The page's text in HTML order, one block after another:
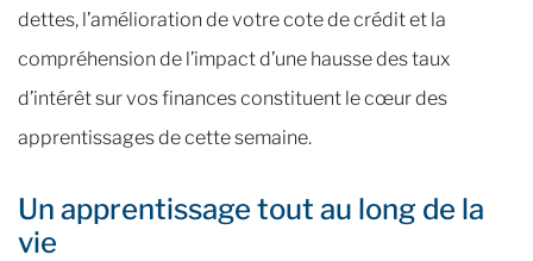
dettes, l’amélioration de votre cote de crédit et la
compréhension de l’impact d’une hausse des taux
d’intérêt sur vos finances constituent le cœur des
apprentissages de cette semaine.
Un apprentissage tout au long de la
vie